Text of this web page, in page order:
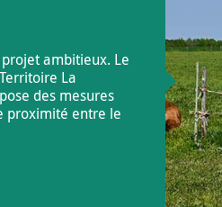
ambitieux. Le
La
des mesures
proximité entre le